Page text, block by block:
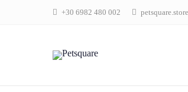
+30 6982 480 002